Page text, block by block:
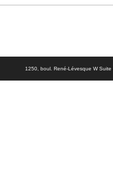
1250, boul. René-Lévesque W